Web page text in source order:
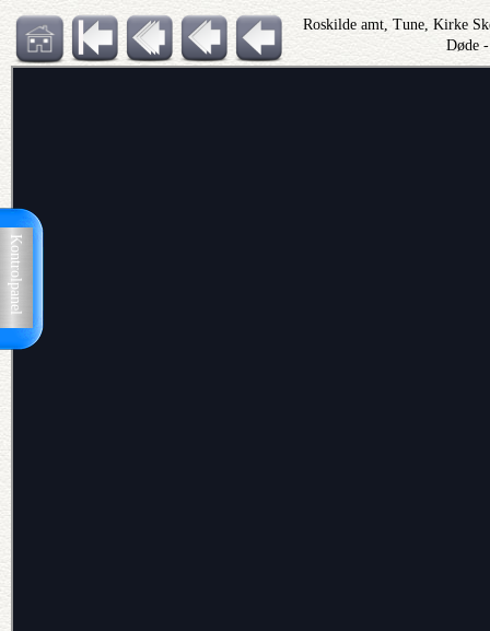
Kontrolpanel
Roskilde amt, Tune, Kirke
Døde